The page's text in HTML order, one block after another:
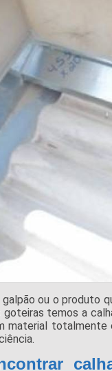
ou o produto
temos a
material